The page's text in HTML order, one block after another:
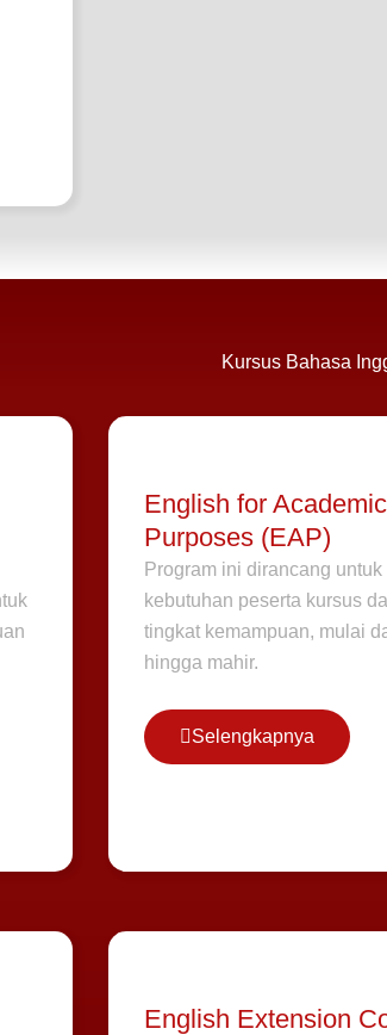
Kursus Bahasa
English for Academic
Purposes (EAP)
Program ini dirancang
kebutuhan peserta kursus
tingkat kemampuan, mulai
hingga mahir.
Selengkapnya
English Extension